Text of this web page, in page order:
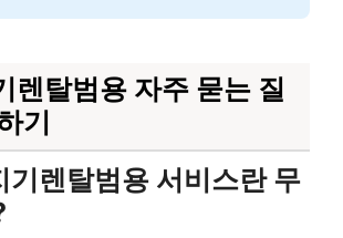
렌탈범용 자주 묻는 질
기
기렌탈범용 서비스란 무